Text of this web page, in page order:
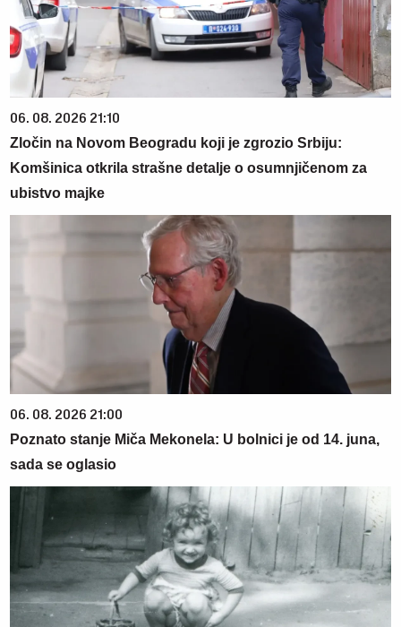
06. 08. 2026 21:10
Zločin na Novom Beogradu koji je zgrozio Srbiju:
Komšinica otkrila strašne detalje o osumnjičenom za
ubistvo majke
06. 08. 2026 21:00
Poznato stanje Miča Mekonela: U bolnici je od 14. juna,
sada se oglasio